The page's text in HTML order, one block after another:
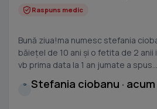
Raspuns medic
Bună ziua!ma numesc stefania
băiețel de 10 ani și o fetita de 2
vb prima data la 1 an jumate a spus...
S Stefania ciobanu · acum